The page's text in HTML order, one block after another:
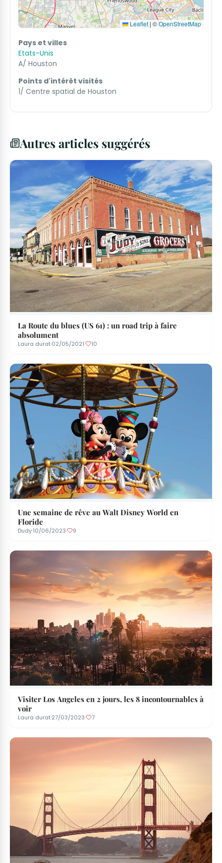
Leaflet | ©OpenStreetMap
Pays et villes
Etats-Unis
A/ Houston
Points d'intérêt visités
1/ Centre spatial de Houston
Autres articles suggérés
La Route du blues (US 61) : un road trip à faire
absolument
Laura durat·02/05/2021· 10
Une semaine de rêve au Walt Disney World en
Floride
Dudy·10/06/2023· 9
Visiter Los Angeles en 2 jours, les 8 incontournables à
voir
Laura durat·27/03/2023· 7